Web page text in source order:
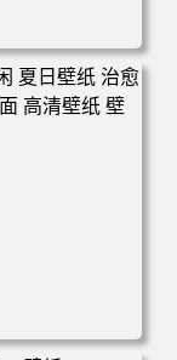
库克 波雅汉库
大全